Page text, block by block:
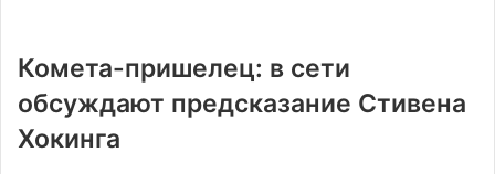
Комета-пришелец: в сети
обсуждают предсказание Стивена
Хокинга